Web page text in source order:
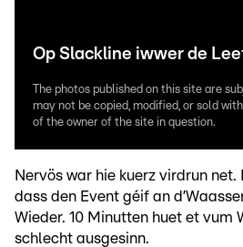
Op Slackline iwwer de
The photos published on this site are
may not be copied, modified, or sold
of the owner of the site in question.
Nervös war hie kuerz virdrun
dass den Event géif an
Wieder. 10 Minutten huet et vum
schlecht ausgesinn.